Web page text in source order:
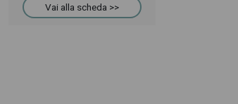
Vai alla scheda >>